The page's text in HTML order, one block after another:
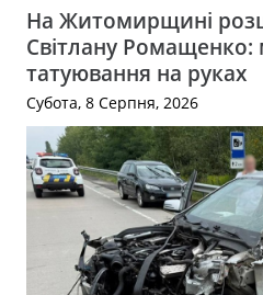
На Житомирщині
Світлану Ромащенко:
татуювання на руках
Субота, 8 Серпня, 2026